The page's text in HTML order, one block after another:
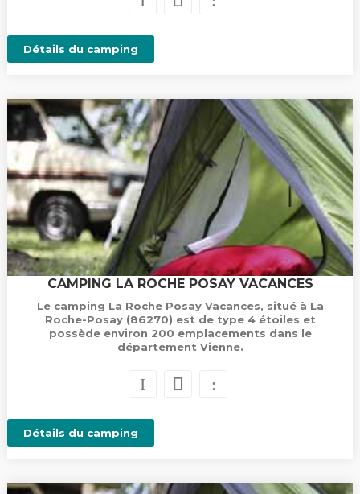
Détails du camping
CAMPING LA ROCHE POSAY VACANCES
Le camping La Roche Posay Vacances, situé à La
Roche-Posay (86270) est de type 4 étoiles et
possède environ 200 emplacements dans le
département Vienne.
Détails du camping